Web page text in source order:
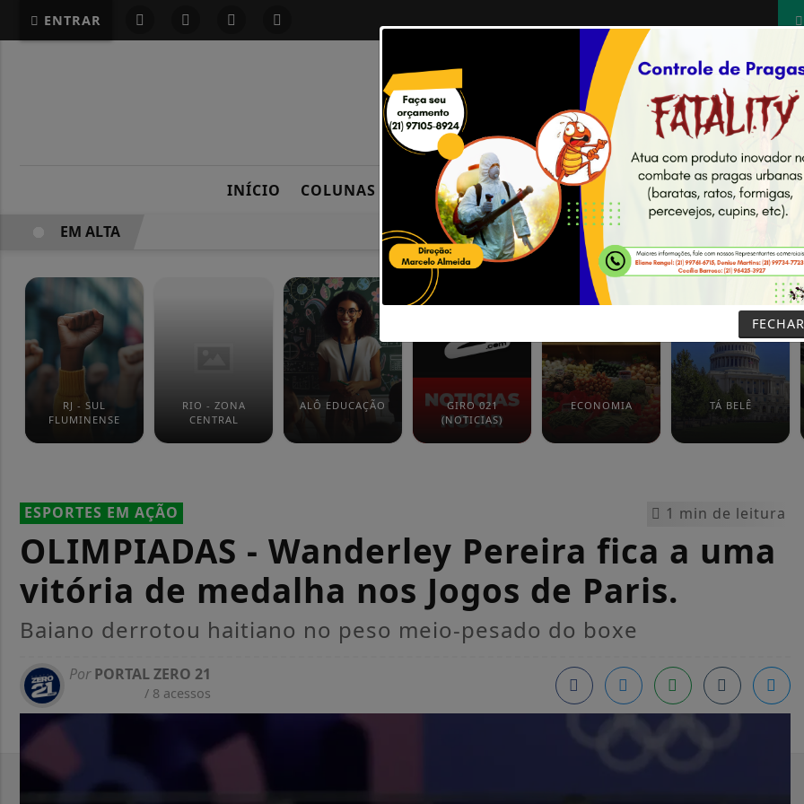
ENTRAR
INÍCIO COLUNAS NOTÍCIAS PODCASTS ESPORTES CONCURSOS
EM ALTA
RJ - SUL
FLUMINENSE
RIO - ZONA
CENTRAL
ALÔ EDUCAÇÃO
GIRO 021
(NOTICIAS)
ECONOMIA TÁ BELÊ
FECHAR
1 min de leitura
ESPORTES EM AÇÃO
OLIMPIADAS - Wanderley Pereira fica a uma
vitória de medalha nos Jogos de Paris.
Baiano derrotou haitiano no peso meio-pesado do boxe
PorPORTAL ZERO 21
/ 8 acessos